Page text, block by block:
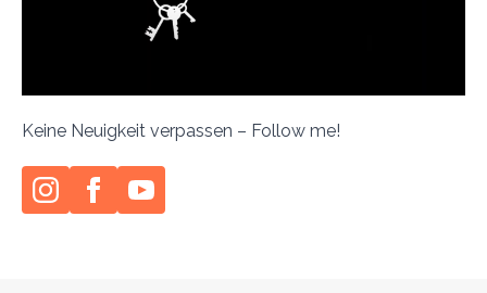
Keine Neuigkeit verpassen – Follow me!